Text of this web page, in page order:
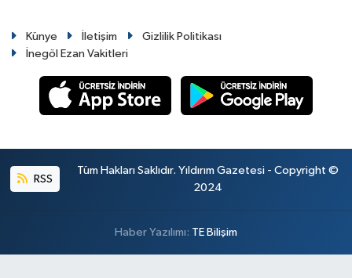
Künye İletişim
Gizlilik Politikası
İnegöl Ezan Vakitleri
RSS
Tüm Hakları Saklıdır. Yıldırım Gazetesi - Copyright ©
2024
Haber Yazılımı: TE Bilişim